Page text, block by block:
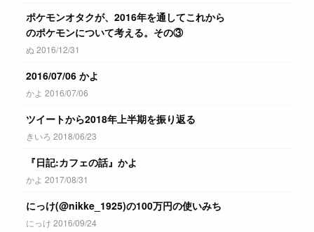
ポケモンオタクが、2016年を通してこれから
のポケモンについて考える。その③
ぬ 2016/12/31
2016/07/06 かよ
かよ 2016/07/06
ツイートから2018年上半期を振り返る
きいろ 2018/06/23
『日記:カフェの話』かよ
かよ 2017/08/31
にっけ(@nikke_1925)の100万円の使いみち
にっけ 2016/09/24